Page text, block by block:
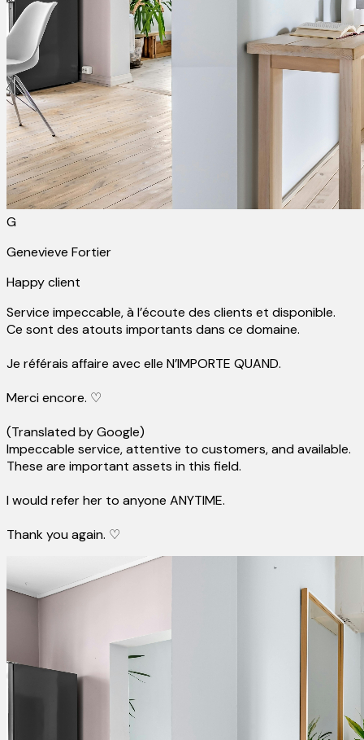
G
Genevieve Fortier
Happy client
Service impeccable, à l’écoute des clients et disponible.
Ce sont des atouts importants dans ce domaine.
Je référais affaire avec elle N’IMPORTE QUAND.
Merci encore. ♡
(Translated by Google)
Impeccable service, attentive to customers, and available.
These are important assets in this field.
I would refer her to anyone ANYTIME.
Thank you again. ♡